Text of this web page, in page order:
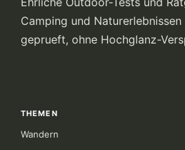
Camping und
geprueft, ohne Hochglanz-
THEMEN
Wandern